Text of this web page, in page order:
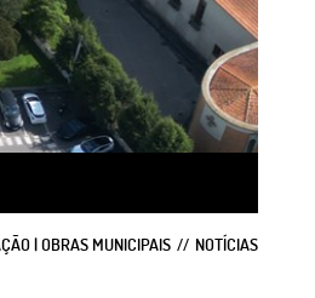
| OBRAS MUNICIPAIS NOTÍCIAS